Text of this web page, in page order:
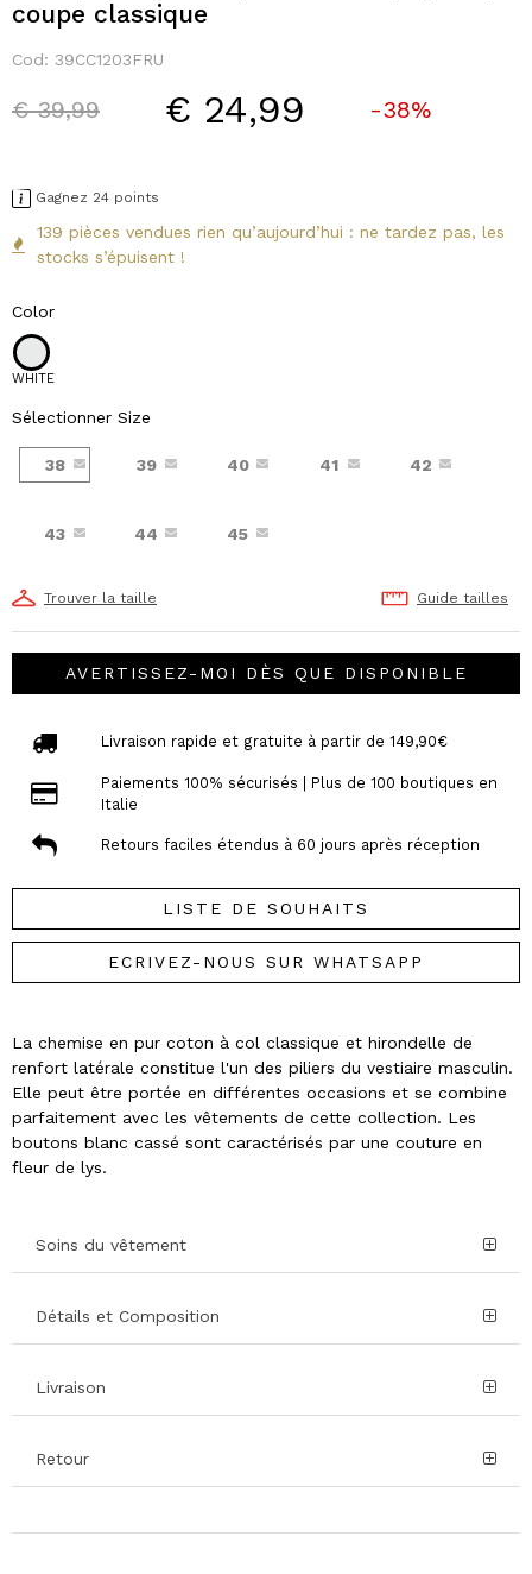
coupe classique
Cod: 39CC1203FRU
Price reduced from
€ 39,99to € 24,99 -38%
Gagnez 24 points
139 pièces vendues rien qu’aujourd’hui : ne tardez pas, les
stocks s’épuisent !
Color
WHITE
Sélectionner Size
38 39 40 41 42
43 44 45
Trouver la taille Guide tailles
AVERTISSEZ-MOI DÈS QUE DISPONIBLE
Livraison rapide et gratuite à partir de 149,90€
Paiements 100% sécurisés | Plus de 100 boutiques en
Italie
Retours faciles étendus à 60 jours après réception
LISTE DE SOUHAITS
ECRIVEZ-NOUS SUR WHATSAPP
La chemise en pur coton à col classique et hirondelle de
renfort latérale constitue l'un des piliers du vestiaire masculin.
Elle peut être portée en différentes occasions et se combine
parfaitement avec les vêtements de cette collection. Les
boutons blanc cassé sont caractérisés par une couture en
fleur de lys.
Soins du vêtement
Détails et Composition
Livraison
Retour